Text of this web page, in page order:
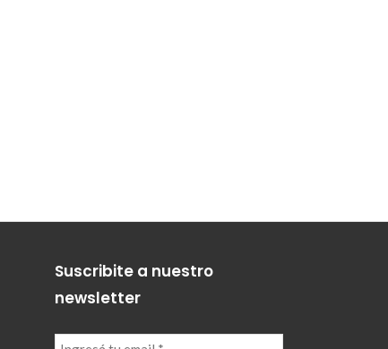
Suscribite a nuestro
newsletter